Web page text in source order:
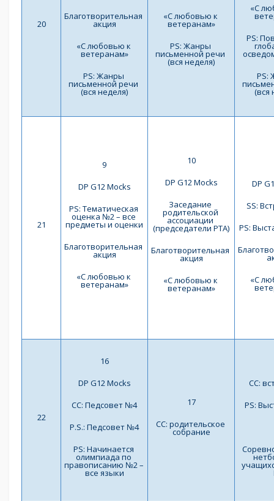
20
Благотворительная
акция
«С любовью к
ветеранам»
PS: Жанры
письменной речи
(вся неделя)
«С любовью к
ветеранам»
PS: Жанры
письменной речи
(вся неделя)
«С
PS:
PS:
(вся
21
9
DP G12 Mocks
PS: Тематическая
оценка №2 – все
предметы и оценки
Благотворительная
акция
«С любовью к
ветеранам»
10
DP G12 Mocks
Заседание
родительской
ассоциации
(председатели РТА)
Благотворительная
акция
«С любовью к
ветеранам»
DP
SS:
PS:
«С
22
16
DP G12 Mocks
СС: Педсовет №4
P.S.: Педсовет №4
PS: Начинается
олимпиада по
правописанию №2 –
все языки
17
СС: родительское
собрание
СС:
PS: